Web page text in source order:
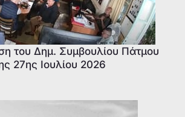
του Δημ. Συμβουλίου Πάτμου
27ης Ιουλίου 2026